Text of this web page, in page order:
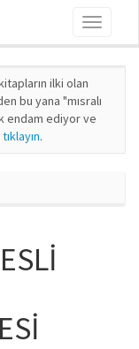
Toggle
ilki olan
bu yana "mısralı
endam ediyor ve
.